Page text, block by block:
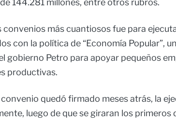
144.281 millones, entre otros rubros.
convenios más cuantiosos fue para
con la política de “Economía Popular”,
gobierno Petro para apoyar pequeños
productivas.
quedó firmado meses atrás, la
luego de que se giraran los primeros